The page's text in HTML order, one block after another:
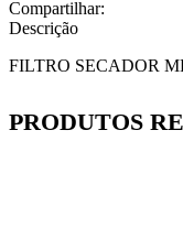
Compartilhar:
Descrição
FILTRO SECADOR
PRODUTOS